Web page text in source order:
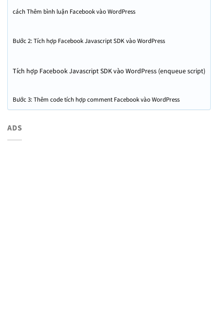
cách Thêm bình luận Facebook vào WordPress
Bước 2: Tích hợp Facebook Javascript SDK vào WordPress
Tích hợp Facebook Javascript SDK vào WordPress (enqueue script)
Bước 3: Thêm code tích hợp comment Facebook vào WordPress
ADS